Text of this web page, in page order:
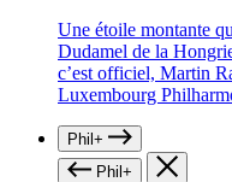
Une étoile montante
Dudamel de la
c’est officiel, Martin
Luxembourg
Phil+
Phil+